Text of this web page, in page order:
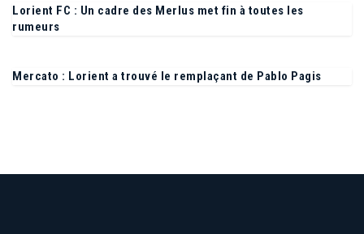
Mercato : Lorient a trouvé le remplaçant de Pablo Pagis